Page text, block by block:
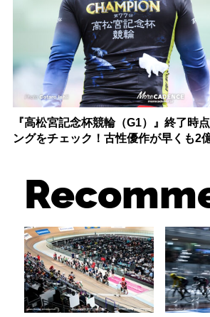
『高松宮記念杯競輪（G1）』終了時
ングをチェック！古性優作が早くも2